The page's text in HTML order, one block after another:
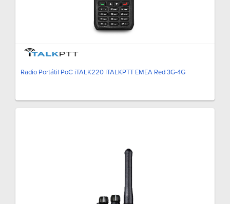
Radio Portátil PoC iTALK220 ITALKPTT EMEA Red 3G-4G